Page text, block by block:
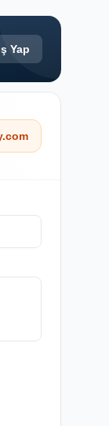
Yap